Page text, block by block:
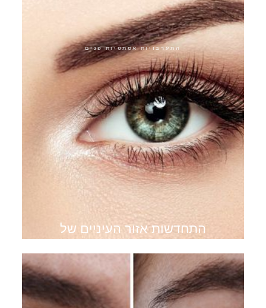
התערבויות אסתטיות פנים
התחדשות אזור העיניים של
קוטור עיניים